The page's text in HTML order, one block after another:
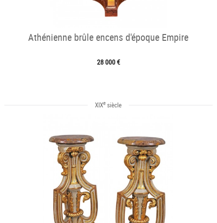
Athénienne brûle encens d'époque Empire
28 000 €
XIXe siècle